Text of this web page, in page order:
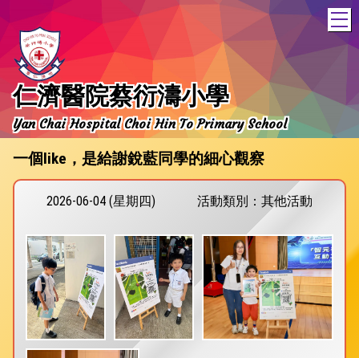
仁濟醫院蔡衍濤小學
Yan Chai Hospital Choi Hin To Primary School
一個like，是給謝銳藍同學的細心觀察
2026-06-04 (星期四) 活動類別：其他活動